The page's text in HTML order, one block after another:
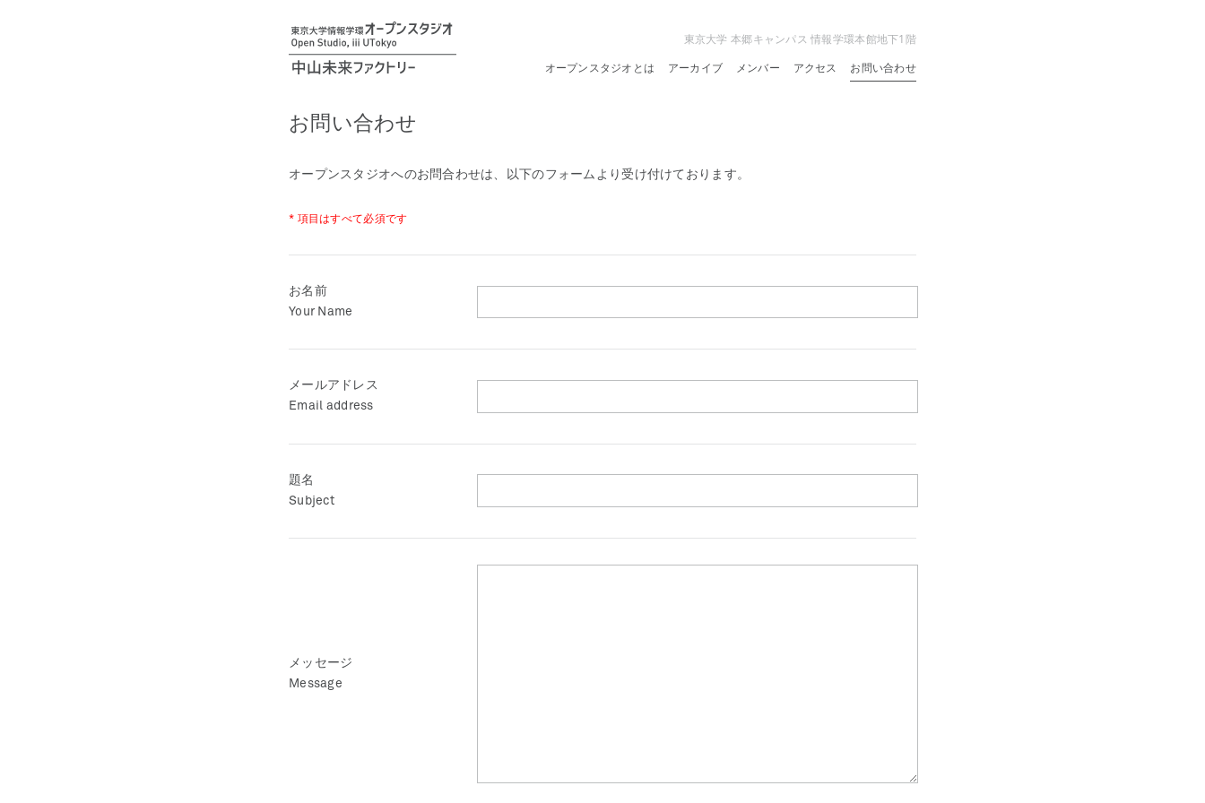
東京大学 本郷キャンパス 情報学環本館地下1階
オープンスタジオとは アーカイブ メンバー アクセス お問い合わせ
お問い合わせ
オープンスタジオへのお問合わせは、以下のフォームより受け付けております。
* 項目はすべて必須です
お名前
Your Name
メールアドレス
Email address
題名
Subject
メッセージ
Message